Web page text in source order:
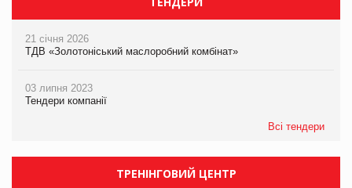
21 січня 2026
ТДВ «Золотоніський маслоробний комбінат»
03 липня 2023
Тендери компанії
Всі тендери
ТРЕНІНГОВИЙ ЦЕНТР